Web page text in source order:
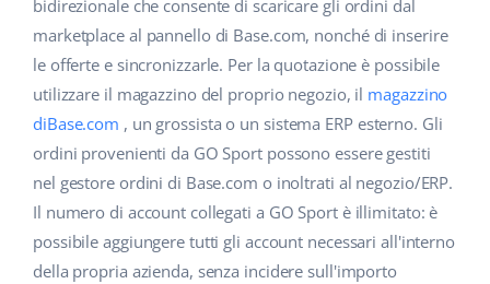
Gestione Spedizioni
Workflow Automation
Base Connect
AI per l'e-commerce
Prodotti per bambini
Elettronica
Automotive
Food&Grocery
Salute e bellezza
Centro Assistenza
Academy
Blog
Servizi
Audit dell'account
english (GB)
english (IN)
deutsch
Ελληνικά
bidirezionale che consente di scaricare gli ordini dal
marketplace al pannello di Base.com, nonché di inserire
le offerte e sincronizzarle. Per la quotazione è possibile
utilizzare il magazzino del proprio negozio, il magazzino
diBase.com , un grossista o un sistema ERP esterno. Gli
ordini provenienti da GO Sport possono essere gestiti
nel gestore ordini di Base.com o inoltrati al negozio/ERP.
Il numero di account collegati a GO Sport è illimitato: è
possibile aggiungere tutti gli account necessari all'interno
della propria azienda, senza incidere sull'importo